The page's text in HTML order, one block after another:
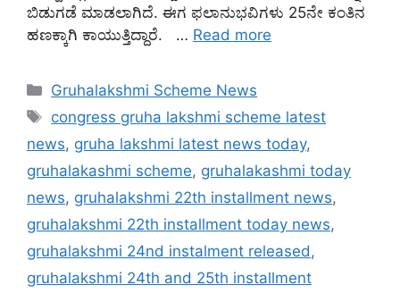
ಬಿಡುಗಡೆ ಮಾಡಲಾಗಿದೆ. ಈಗ ಫಲಾನುಭವಿಗಳು 25ನೇ ಕಂತಿನ
ಹಣಕ್ಕಾಗಿ ಕಾಯುತ್ತಿದ್ದಾರೆ. … Read more
Categories
Gruhalakshmi Scheme News
Tags
congress gruha lakshmi scheme latest
news, gruha lakshmi latest news today,
gruhalakashmi scheme, gruhalakashmi today
news, gruhalakshmi 22th installment news,
gruhalakshmi 22th installment today news,
gruhalakshmi 24nd instalment released ,
gruhalakshmi 24th and 25th installment